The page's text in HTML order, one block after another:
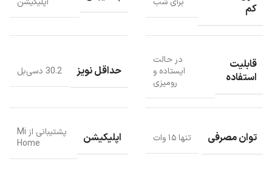
لوله رابط را جدا یا نصب کنید.
کم
قابلیت
استفاده
در حالت
ایستاده و
رومیزی
حداقل نویز 30.2 دسی‌بل
توان مصرفی تنها ۱۵ وات اپلیکیشن
پشتیبانی از Mi
Home